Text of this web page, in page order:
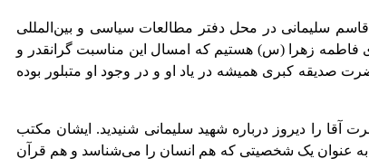
سلیمانی در محل دفتر مطالعات سیاسی و بین‌المللی
زهرا (س) هستیم که امسال این مناسبت گرانقدر و
صدیقه کبری همیشه در یاد او و در وجود او متبلور بوده
را دیروز درباره شهید سلیمانی شنیدید. ایشان مکتب
به عنوان یک شخصیتی که هم انسان را می‌شناسد و هم قرآن